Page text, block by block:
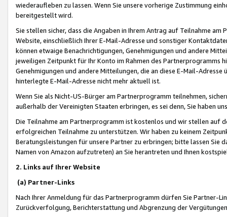
wiederaufleben zu lassen. Wenn Sie unsere vorherige Zustimmung
bereitgestellt wird.
Sie stellen sicher, dass die Angaben in Ihrem Antrag auf Teilnahme
Website, einschließlich Ihrer E-Mail-Adresse und sonstiger
können etwaige Benachrichtigungen, Genehmigungen und andere
jeweiligen Zeitpunkt für Ihr Konto im Rahmen des Partnerprogramms
Genehmigungen und andere Mitteilungen, die an diese E-Mail-
hinterlegte E-Mail-Adresse nicht mehr aktuell ist.
Wenn Sie als Nicht-US-Bürger am Partnerprogramm teilnehmen,
außerhalb der Vereinigten Staaten erbringen, es sei denn, Sie haben
Die Teilnahme am Partnerprogramm ist kostenlos und wir stellen auf
erfolgreichen Teilnahme zu unterstützen. Wir haben zu keinem
Beratungsleistungen für unsere Partner zu erbringen; bitte lassen Sie
Namen von Amazon aufzutreten) an Sie herantreten und Ihnen
2. Links auf Ihrer Website
(a) Partner-Links
Nach Ihrer Anmeldung für das Partnerprogramm dürfen Sie Partner-
Zurückverfolgung, Berichterstattung und Abgrenzung der